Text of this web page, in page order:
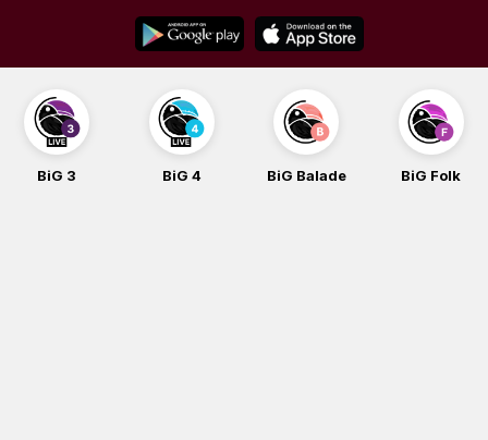
content
BiG 4 BiG Balade BiG Folk BiG iG